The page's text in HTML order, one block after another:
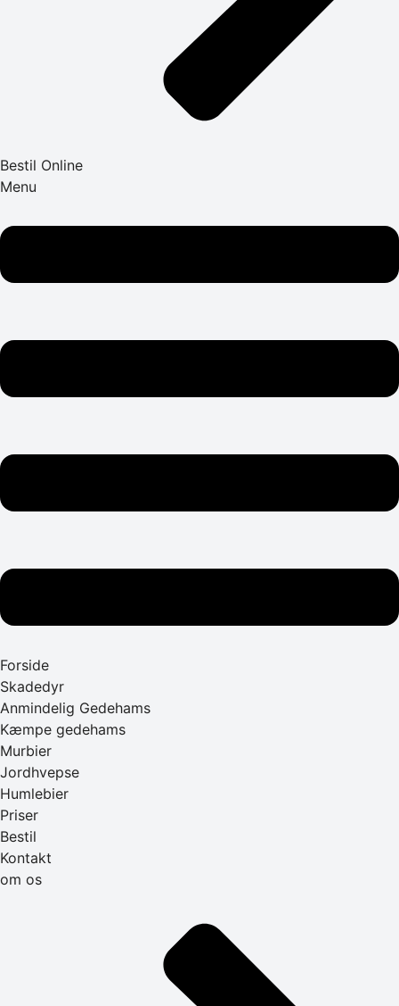
Bestil Online
Menu
Forside
Skadedyr
Anmindelig Gedehams
Kæmpe gedehams
Murbier
Jordhvepse
Humlebier
Priser
Bestil
Kontakt
om os